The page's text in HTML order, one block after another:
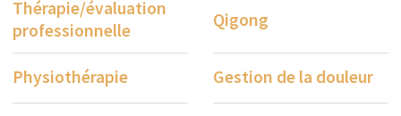
La Stimulation magnétique transcrânienne
répétitive (rTMS) est disponible en tant qu'option
patients souffrant de négligence spatiale